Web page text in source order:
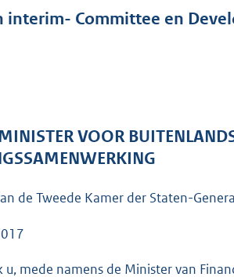
a
r
o
o
t
interim- Committee en
VOOR
de Tweede Kamer der Staten-
mede namens de Minister van